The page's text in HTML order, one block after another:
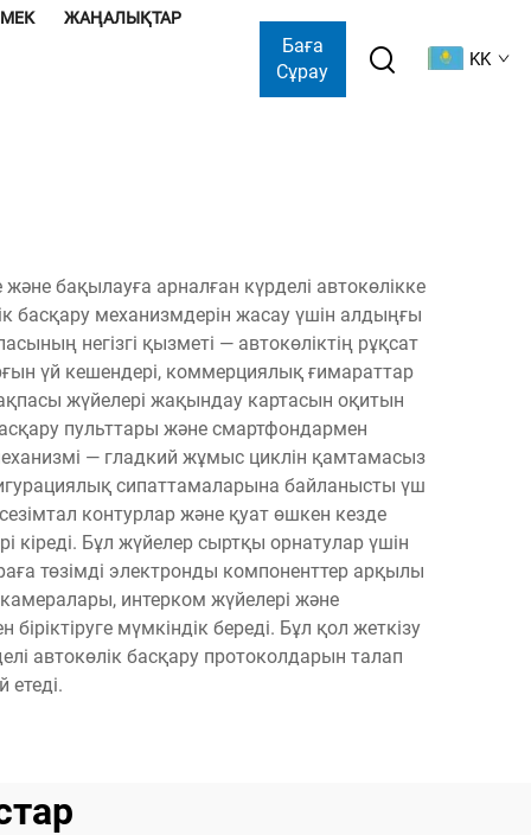
ЖАҢАЛЫҚТАР
Баға
Сұрау
KK
бақылауға арналған күрделі автокөлікке
басқару механизмдерін жасау үшін алдыңғы
негізгі қызметі — автокөліктің рұқсат
үй кешендері, коммерциялық ғимараттар
жүйелері жақындау картасын оқитын
пульттары және смартфондармен
— гладкий жұмыс циклін қамтамасыз
сипаттамаларына байланысты үш
контурлар және қуат өшкен кезде
кіреді. Бұл жүйелер сыртқы орнатулар үшін
төзімді электронды компоненттер арқылы
интерком жүйелері және
мүмкіндік береді. Бұл қол жеткізу
автокөлік басқару протоколдарын талап
етеді.